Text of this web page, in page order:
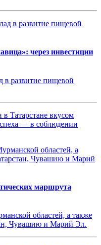
через инвестиции
в развитие пищевой
Татарстане вкусом
— в соблюдении
маршрута
областей, а также
Чувашию и Марий Эл.